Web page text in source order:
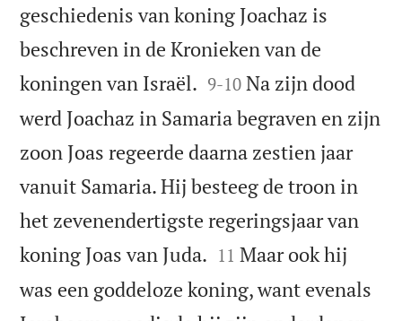
geschiedenis van koning Joachaz is
beschreven in de Kronieken van de
koningen van Israël. 

9-10 Na zijn dood
werd Joachaz in Samaria begraven en zijn
zoon Joas regeerde daarna zestien jaar
vanuit Samaria. Hij besteeg de troon in
het zevenendertigste regeringsjaar van
koning Joas van Juda. 

11 Maar ook hij
was een goddeloze koning, want evenals